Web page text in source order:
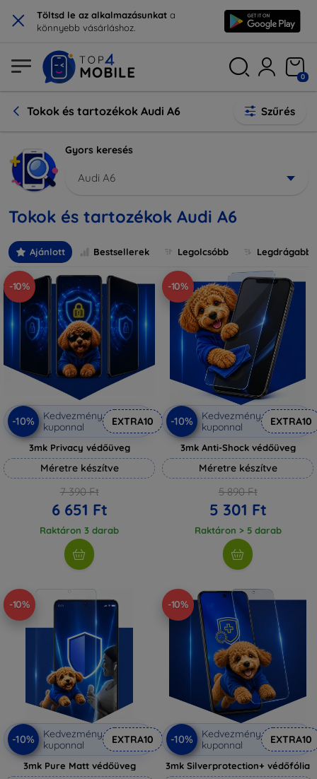
× Töltsd le az alkalmazásunkat a
könnyebb vásárláshoz.
0
Tokok és tartozékok Audi A6 Szűrés
Gyors keresés
Audi A6
Tokok és tartozékok Audi A6
Ajánlott Bestsellerek Legolcsóbb Legdrágabb
-10%
-10%
Kedvezmény
kuponnal
EXTRA10
3mk Privacy védőüveg
Méretre készítve
7 390 Ft
6 651 Ft
Raktáron 3 darab
-10%
-10%
Kedvezmény
kuponnal
EXTRA10
3mk Anti-Shock védőüveg
Méretre készítve
5 890 Ft
5 301 Ft
Raktáron > 5 darab
-10%
-10%
Kedvezmény
kuponnal
EXTRA10
3mk Pure Matt védőüveg
-10%
-10%
Kedvezmény
kuponnal
EXTRA10
3mk Silverprotection+ védőfólia